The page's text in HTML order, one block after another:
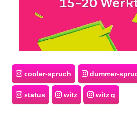
cooler-spruch dummer-
status witz witzig